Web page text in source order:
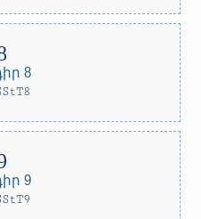
8
9